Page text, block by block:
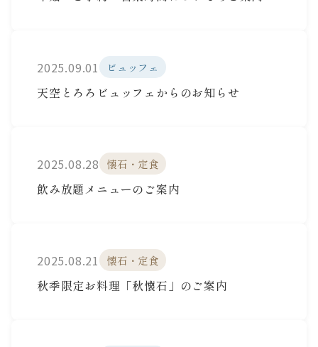
2025.09.01 ビュッフェ
天空とろろビュッフェからのお知らせ
2025.08.28 懐石・定食
飲み放題メニューのご案内
2025.08.21 懐石・定食
秋季限定お料理「秋懐石」のご案内